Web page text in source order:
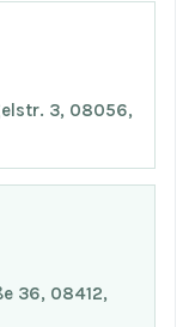
3, 08056,
36, 08412,